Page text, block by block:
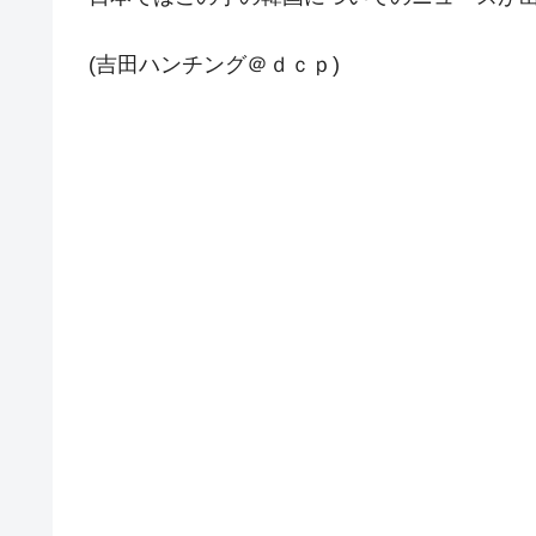
Fact1 今話題の「楽天ライオンズ」とは？
(吉田ハンチング＠ｄｃｐ)